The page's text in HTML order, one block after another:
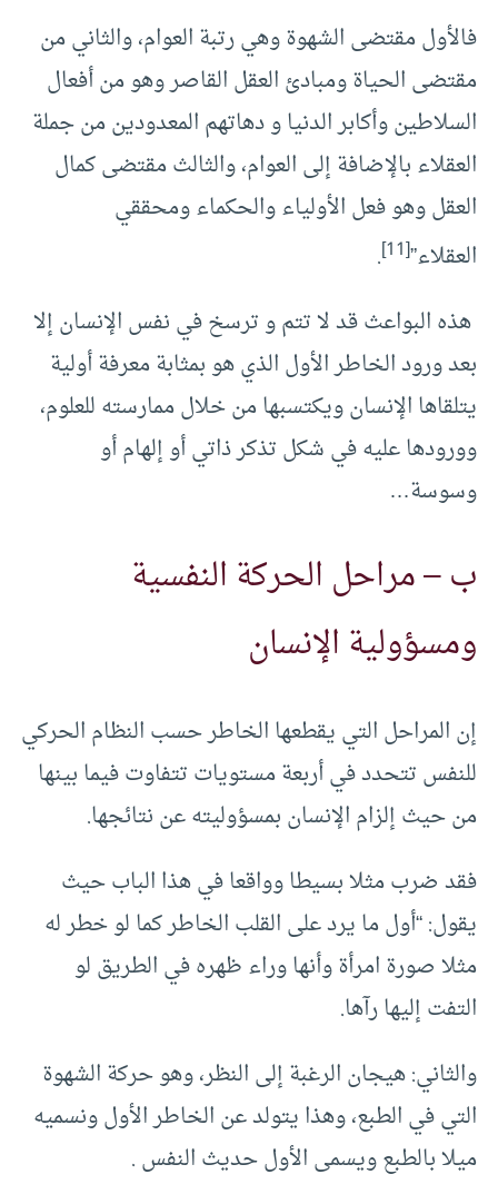
فالأول مقتضى الشهوة وهي رتبة العوام، والثاني من
مقتضى الحياة ومبادئ العقل القاصر وهو من أفعال
السلاطين وأكابر الدنيا و دهاتهم المعدودين من جملة
العقلاء بالإضافة إلى العوام، والثالث مقتضى كمال
العقل وهو فعل الأولياء والحكماء ومحققي
العقلاء”[11]
.
هذه البواعث قد لا تتم و ترسخ في نفس الإنسان إلا
بعد ورود الخاطر الأول الذي هو بمثابة معرفة أولية
يتلقاها الإنسان ويكتسبها من خلال ممارسته للعلوم،
وورودها عليه في شكل تذكر ذاتي أو إلهام أو
وسوسة…
ب – مراحل الحركة النفسية
ومسؤولية الإنسان
إن المراحل التي يقطعها الخاطر حسب النظام الحركي
للنفس تتحدد في أربعة مستويات تتفاوت فيما بينها
من حيث إلزام الإنسان بمسؤوليته عن نتائجها.
فقد ضرب مثلا بسيطا وواقعا في هذا الباب حيث
يقول: “أول ما يرد على القلب الخاطر كما لو خطر له
مثلا صورة امرأة وأنها وراء ظهره في الطريق لو
التفت إليها رآها.
والثاني: هيجان الرغبة إلى النظر، وهو حركة الشهوة
التي في الطبع، وهذا يتولد عن الخاطر الأول ونسميه
ميلا بالطبع ويسمى الأول حديث النفس .